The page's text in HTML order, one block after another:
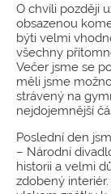
O chvíli později
obsazenou
býti velmi
všechny
Večer jsme se
měli jsme
strávený na
nejdojemnější
Poslední den
– Národní
historii a velmi
zdobený